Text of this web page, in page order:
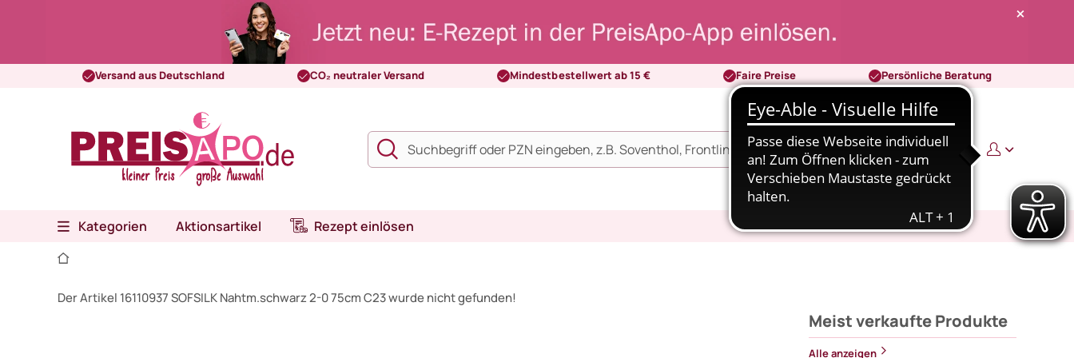
Versand aus Deutschland CO₂ neutraler Versand Mindestbestellwert ab 15 € Faire Preise Persönliche Beratung
0 0,00 €
Kategorien Aktionsartikel Rezept einlösen
Der Artikel 16110937 SOFSILK Nahtm.schwarz 2-0 75cm C23 wurde nicht gefunden!
Meist verkaufte Produkte
Alle anzeigen